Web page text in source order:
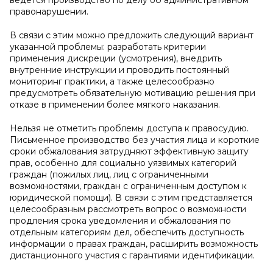
правонарушении.
В связи с этим можно предложить следующий вариант
указанной проблемы: разработать критерии
применения дискреции (усмотрения), внедрить
внутренние инструкции и проводить постоянный
мониторинг практики, а также целесообразно
предусмотреть обязательную мотивацию решения при
отказе в применении более мягкого наказания.
Нельзя не отметить проблемы доступа к правосудию.
Письменное производство без участия лица и короткие
сроки обжалования затрудняют эффективную защиту
прав, особенно для социально уязвимых категорий
граждан (пожилых лиц, лиц с ограниченными
возможностями, граждан с ограниченным доступом к
юридической помощи). В связи с этим представляется
целесообразным рассмотреть вопрос о возможности
продления срока уведомления и обжалования по
отдельным категориям дел, обеспечить доступность
информации о правах граждан, расширить возможность
дистанционного участия с гарантиями идентификации.